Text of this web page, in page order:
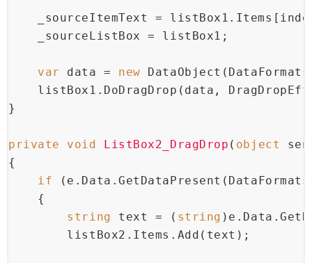
_sourceItemText =
_sourceListBox = listBox1;
var data = new
listBox1.DoDragDrop(data,
}
private void ListBox2_DragDrop ( object
{
if
{
string text = ( string
listBox2.Items.Add(text);